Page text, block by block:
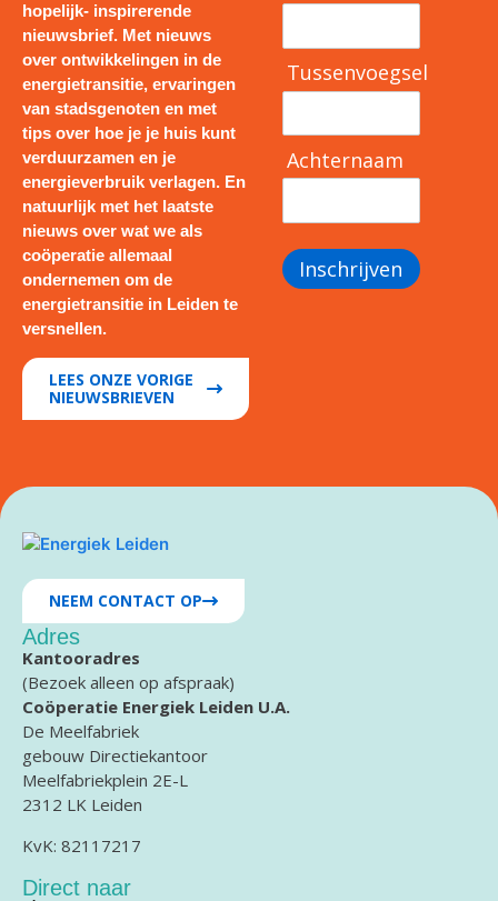
hopelijk- inspirerende
nieuwsbrief. Met nieuws
over ontwikkelingen in de
energietransitie, ervaringen
van stadsgenoten en met
tips over hoe je je huis kunt
verduurzamen en je
energieverbruik verlagen. En
natuurlijk met het laatste
nieuws over wat we als
coöperatie allemaal
ondernemen om de
energietransitie in Leiden te
versnellen.
LEES ONZE VORIGE
NIEUWSBRIEVEN
Tussenvoegsel
Achternaam
Inschrijven
NEEM CONTACT OP
Adres
Kantooradres
(Bezoek alleen op afspraak)
Coöperatie Energiek Leiden U.A.
De Meelfabriek
gebouw Directiekantoor
Meelfabriekplein 2E-L
2312 LK Leiden
KvK: 82117217
Direct naar